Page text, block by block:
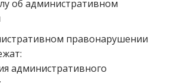
об административном
правонарушении
административного